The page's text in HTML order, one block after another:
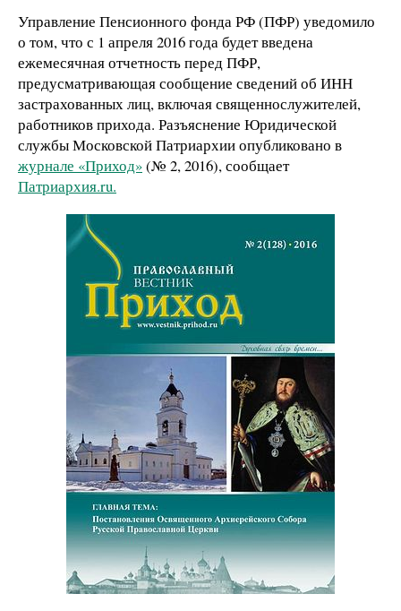
Управление Пенсионного фонда РФ (ПФР) уведомило
о том, что с 1 апреля 2016 года будет введена
ежемесячная отчетность перед ПФР,
предусматривающая сообщение сведений об ИНН
застрахованных лиц, включая священнослужителей,
работников прихода. Разъяснение Юридической
службы Московской Патриархии опубликовано в
журнале «Приход»(№ 2, 2016), сообщает
Патриархия.ru.